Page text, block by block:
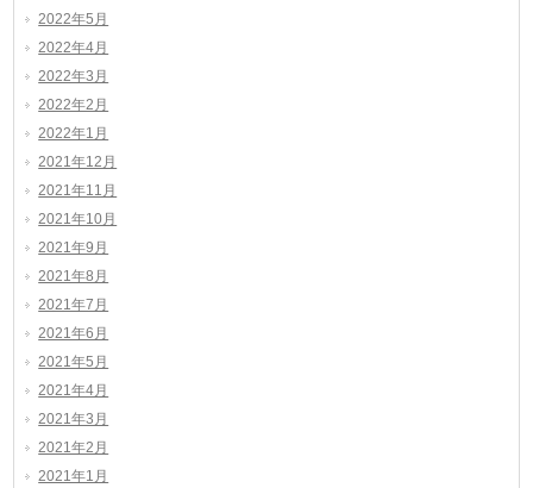
2022年5月
2022年4月
2022年3月
2022年2月
2022年1月
2021年12月
2021年11月
2021年10月
2021年9月
2021年8月
2021年7月
2021年6月
2021年5月
2021年4月
2021年3月
2021年2月
2021年1月